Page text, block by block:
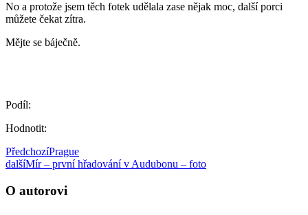
No a protože jsem těch fotek udělala zase nějak moc, další porci
můžete čekat zítra.
Mějte se báječně.
Podíl:
Hodnotit:
PředchozíPrague
dalšíMír – první hřadování v Audubonu – foto
O autorovi